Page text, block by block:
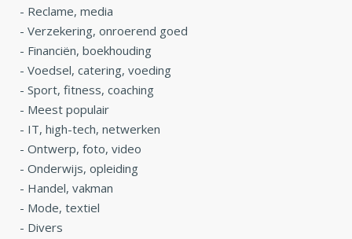
- Reclame, media
- Verzekering, onroerend goed
- Financiën, boekhouding
- Voedsel, catering, voeding
- Sport, fitness, coaching
- Meest populair
- IT, high-tech, netwerken
- Ontwerp, foto, video
- Onderwijs, opleiding
- Handel, vakman
- Mode, textiel
- Divers